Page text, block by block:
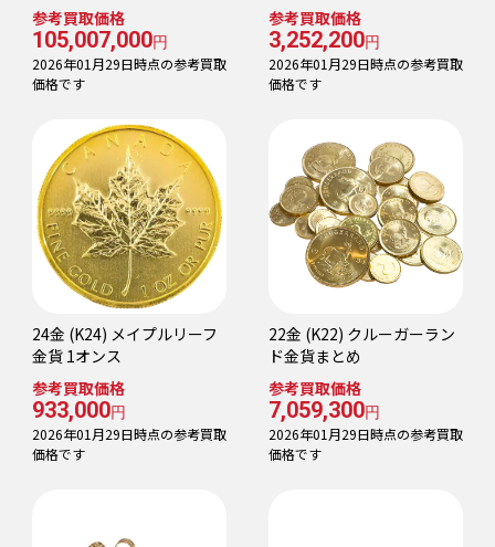
参考買取価格
105,007,000円
2026年01月29日時点の参考買取
価格です
参考買取価格
3,252,200円
2026年01月29日時点の参考買取
価格です
24金 (K24) メイプルリーフ
金貨 1オンス
参考買取価格
933,000円
2026年01月29日時点の参考買取
価格です
22金 (K22) クルーガーラン
ド金貨まとめ
参考買取価格
7,059,300円
2026年01月29日時点の参考買取
価格です